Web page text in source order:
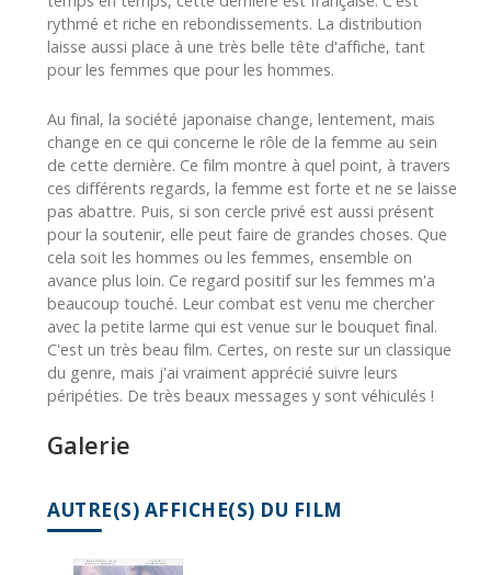
rythmé et riche en rebondissements. La distribution
laisse aussi place à une très belle tête d'affiche, tant
pour les femmes que pour les hommes.
Au final, la société japonaise change, lentement, mais
change en ce qui concerne le rôle de la femme au sein
de cette dernière. Ce film montre à quel point, à travers
ces différents regards, la femme est forte et ne se laisse
pas abattre. Puis, si son cercle privé est aussi présent
pour la soutenir, elle peut faire de grandes choses. Que
cela soit les hommes ou les femmes, ensemble on
avance plus loin. Ce regard positif sur les femmes m'a
beaucoup touché. Leur combat est venu me chercher
avec la petite larme qui est venue sur le bouquet final.
C'est un très beau film. Certes, on reste sur un classique
du genre, mais j'ai vraiment apprécié suivre leurs
péripéties. De très beaux messages y sont véhiculés !
Galerie
AUTRE(S) AFFICHE(S) DU FILM